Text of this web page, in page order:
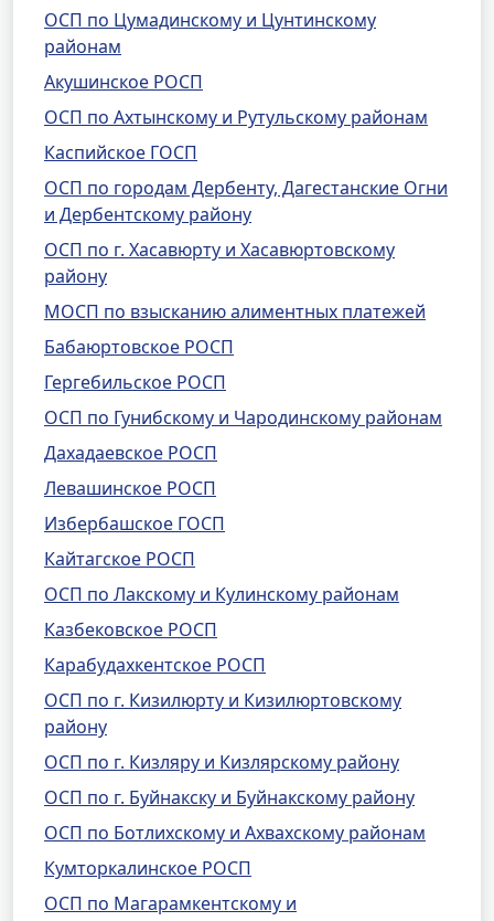
ОСП по Цумадинскому и Цунтинскому
районам
Акушинское РОСП
ОСП по Ахтынскому и Рутульскому районам
Каспийское ГОСП
ОСП по городам Дербенту, Дагестанские Огни
и Дербентскому району
ОСП по г. Хасавюрту и Хасавюртовскому
району
МОСП по взысканию алиментных платежей
Бабаюртовское РОСП
Гергебильское РОСП
ОСП по Гунибскому и Чародинскому районам
Дахадаевское РОСП
Левашинское РОСП
Избербашское ГОСП
Кайтагское РОСП
ОСП по Лакскому и Кулинскому районам
Казбековское РОСП
Карабудахкентское РОСП
ОСП по г. Кизилюрту и Кизилюртовскому
району
ОСП по г. Кизляру и Кизлярскому району
ОСП по г. Буйнакску и Буйнакскому району
ОСП по Ботлихскому и Ахвахскому районам
Кумторкалинское РОСП
ОСП по Магарамкентскому и